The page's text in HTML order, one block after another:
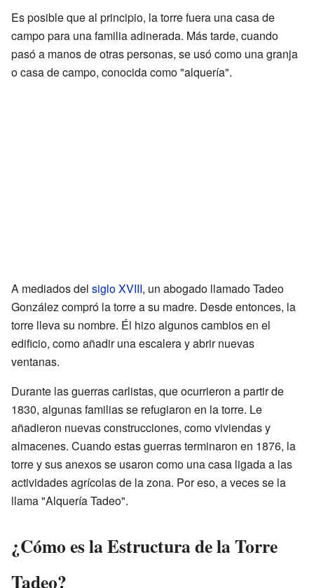
Es posible que al principio, la torre fuera una casa de
campo para una familia adinerada. Más tarde, cuando
pasó a manos de otras personas, se usó como una granja
o casa de campo, conocida como "alquería".
A mediados del siglo XVIII, un abogado llamado Tadeo
González compró la torre a su madre. Desde entonces, la
torre lleva su nombre. Él hizo algunos cambios en el
edificio, como añadir una escalera y abrir nuevas
ventanas.
Durante las guerras carlistas, que ocurrieron a partir de
1830, algunas familias se refugiaron en la torre. Le
añadieron nuevas construcciones, como viviendas y
almacenes. Cuando estas guerras terminaron en 1876, la
torre y sus anexos se usaron como una casa ligada a las
actividades agrícolas de la zona. Por eso, a veces se la
llama "Alquería Tadeo".
¿Cómo es la Estructura de la Torre
Tadeo?